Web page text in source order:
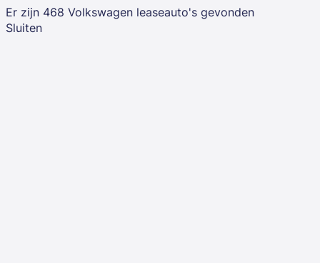
Er zijn 468 Volkswagen leaseauto's gevonden
Sluiten